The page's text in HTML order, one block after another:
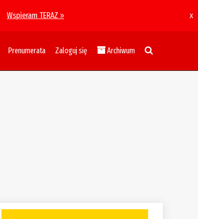
Wspieram TERAZ » x
Prenumerata Zaloguj się Archiwum